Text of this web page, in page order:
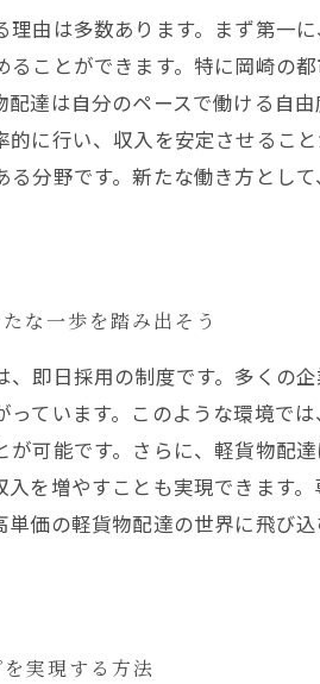
由は多数あります。まず第一
ることができます。特に岡崎の
達は自分のペースで働ける自
に行い、収入を安定させるこ
分野です。新たな働き方とし
な一歩を踏み出そう
即日採用の制度です。多くの
ています。このような環境で
可能です。さらに、軽貨物配
を増やすことも実現できます
価の軽貨物配達の世界に飛び
実現する方法